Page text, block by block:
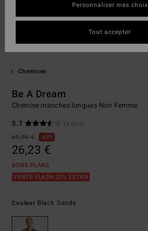
Chemises
Be A Dream
Chemise manches longues Noir Femme
3.7
(3 Avis)
69,95 €
63%
26,23 €
BONS PLANS
VENTE FLASH 25% EXTRA
Couleur Black Sands
Personnaliser mes choix
Tout accepter